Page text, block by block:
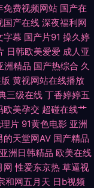
美精品3 视频在线观看
湿影院福利在现 日韩中
剧情 美女91小视频 日
产 欧美黄色com 色呦呦
久久 久久伊人导 人人起
机色av 日韩视频福利
免费视频网站 国产在
国产在线 深夜福利网
字幕 国产片91 操久婷
日韩欧美爱爱 成人亚
洲精品 国产热综合 久
黄视网站在线播放
三级在线 丁香婷婷五
欧美孕交 超碰在线艹
片 91黄色电影 亚洲
的天堂网AV 国产精品
洲日韩精品 欧美在线
网 性爱东京热 草逼视
和网五月天 日b视频